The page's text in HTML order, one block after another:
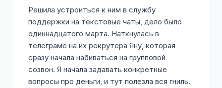
Решила устроиться к ним в службу
поддержки на текстовые чаты, дело было
одиннадцатого марта. Наткнулась в
телеграме на их рекрутера Яну, которая
сразу начала набиваться на групповой
созвон. Я начала задавать конкретные
вопросы про деньги, и тут полезла вся гниль.